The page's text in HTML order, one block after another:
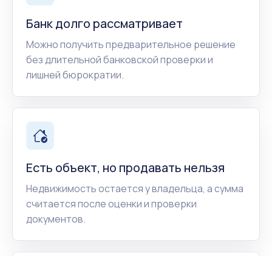
Банк долго рассматривает
Можно получить предварительное решение
без длительной банковской проверки и
лишней бюрократии.
Есть объект, но продавать нельзя
Недвижимость остается у владельца, а сумма
считается после оценки и проверки
документов.